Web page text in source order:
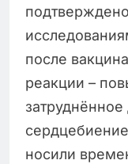
после
реакции –
носили